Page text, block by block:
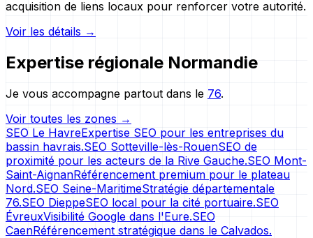
acquisition de liens locaux pour renforcer votre autorité.
Voir les détails →
Expertise régionale Normandie
Je vous accompagne partout dans le 76.
Voir toutes les zones →
SEO Le HavreExpertise SEO pour les entreprises du
bassin havrais.SEO Sotteville-lès-RouenSEO de
proximité pour les acteurs de la Rive Gauche.SEO Mont-
Saint-AignanRéférencement premium pour le plateau
Nord.SEO Seine-MaritimeStratégie départementale
76.SEO DieppeSEO local pour la cité portuaire.SEO
ÉvreuxVisibilité Google dans l'Eure.SEO
CaenRéférencement stratégique dans le Calvados.